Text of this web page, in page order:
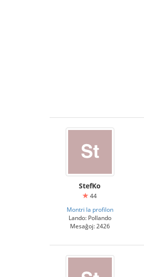
StefKo
44
Montri la profilon
Lando: Pollando
Mesaĝoj: 2426